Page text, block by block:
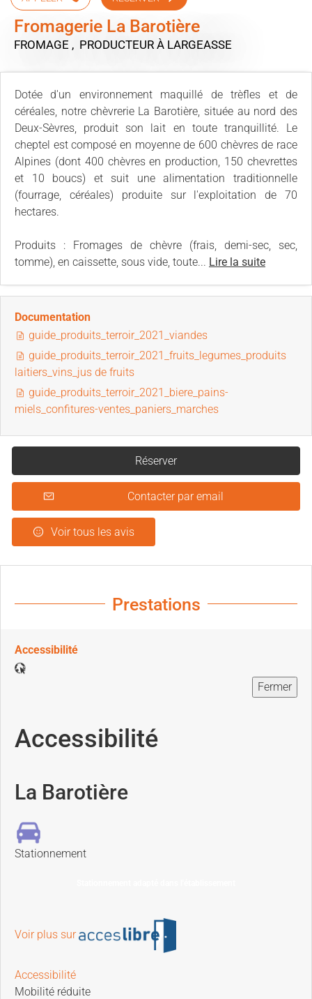
Fromagerie La Barotière
FROMAGE , PRODUCTEUR À LARGEASSE
Dotée d'un environnement maquillé de trèfles et de
céréales, notre chèvrerie La Barotière, située au nord des
Deux-Sèvres, produit son lait en toute tranquillité. Le
cheptel est composé en moyenne de 600 chèvres de race
Alpines (dont 400 chèvres en production, 150 chevrettes
et 10 boucs) et suit une alimentation traditionnelle
(fourrage, céréales) produite sur l'exploitation de 70
hectares.
Produits : Fromages de chèvre (frais, demi-sec, sec,
tomme), en caissette, sous vide, toute... Lire la suite
Documentation
guide_produits_terroir_2021_viandes
guide_produits_terroir_2021_fruits_legumes_produits
laitiers_vins_jus de fruits
guide_produits_terroir_2021_biere_pains-
miels_confitures-ventes_paniers_marches
Réserver
Contacter par email
Voir tous les avis
Prestations
Accessibilité
Fermer
Accessibilité
La Barotière
Stationnement
Voir plus sur
Accessibilité
Mobilité réduite